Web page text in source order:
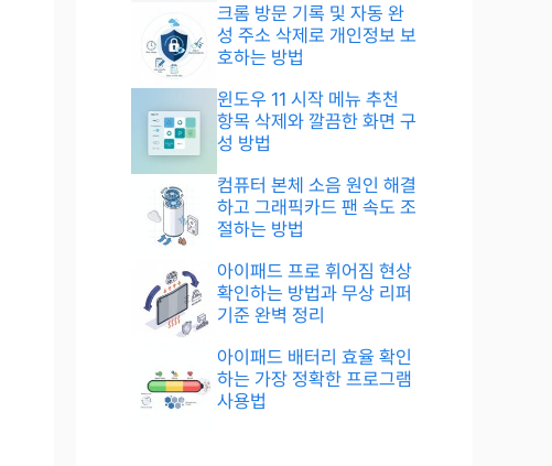
크롬 방문 기록 및 자동 완
성 주소 삭제로 개인정보 보
호하는 방법
윈도우 11 시작 메뉴 추천
항목 삭제와 깔끔한 화면 구
성 방법
컴퓨터 본체 소음 원인 해결
하고 그래픽카드 팬 속도 조
절하는 방법
아이패드 프로 휘어짐 현상
확인하는 방법과 무상 리퍼
기준 완벽 정리
아이패드 배터리 효율 확인
하는 가장 정확한 프로그램
사용법